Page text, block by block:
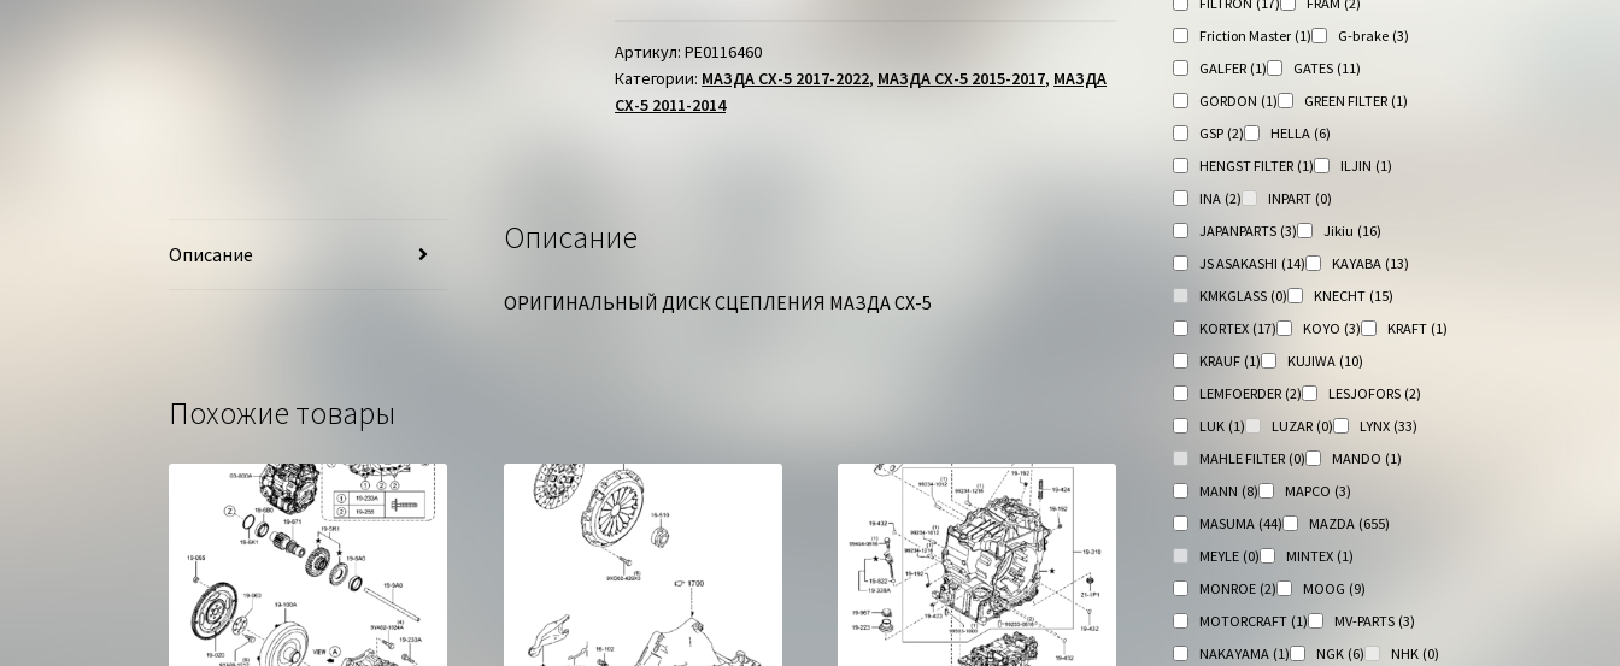
МАЗДА
СХ-5
Артикул:PE0116460
Категории: МАЗДА СХ-5 2017-2022, МАЗДА СХ-5 2015-2017, МАЗДА
СХ-5 2011-2014
Описание Описание
ОРИГИНАЛЬНЫЙ ДИСК СЦЕПЛЕНИЯ МАЗДА СХ-5
Похожие товары
Friction Master (1) G-brake (3)
GALFER (1) GATES (11)
GORDON (1) GREEN FILTER (1)
GSP (2) HELLA (6)
HENGST FILTER (1) ILJIN (1)
INA (2) INPART (0)
JAPANPARTS (3) Jikiu (16)
JS ASAKASHI (14) KAYABA (13)
KMKGLASS (0) KNECHT (15)
KORTEX (17) KOYO (3) KRAFT (1)
KRAUF (1) KUJIWA (10)
LEMFOERDER (2) LESJOFORS (2)
LUK (1) LUZAR (0) LYNX (33)
MAHLE FILTER (0) MANDO (1)
MANN (8) MAPCO (3)
MASUMA (44) MAZDA (655)
MEYLE (0) MINTEX (1)
MONROE (2) MOOG (9)
MOTORCRAFT (1) MV-PARTS (3)
NAKAYAMA (1) NGK (6) NHK (0)